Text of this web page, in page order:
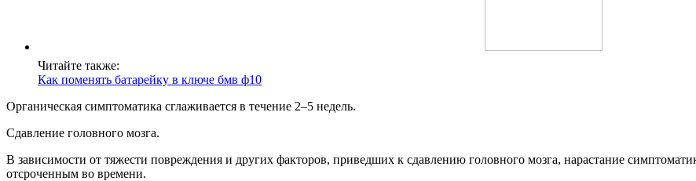
Читайте также:
Как поменять батарейку в ключе бмв ф10
Органическая симптоматика сглаживается в течение 2–5 недель.
Сдавление головного мозга.
В зависимости от тяжести повреждения и других факторов, приведших к сдавлению головного мозга, нарастание
отсроченным во времени.